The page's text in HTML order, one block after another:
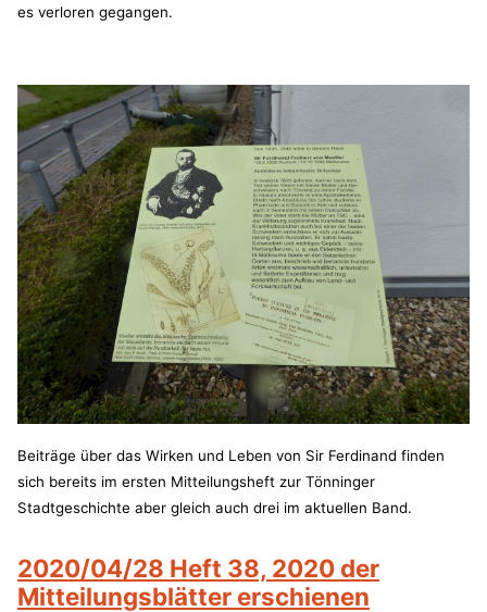
es verloren gegangen.
Beiträge über das Wirken und Leben von Sir Ferdinand finden
sich bereits im ersten Mitteilungsheft zur Tönninger
Stadtgeschichte aber gleich auch drei im aktuellen Band.
2020/04/28 Heft 38, 2020 der
Mitteilungsblätter erschienen